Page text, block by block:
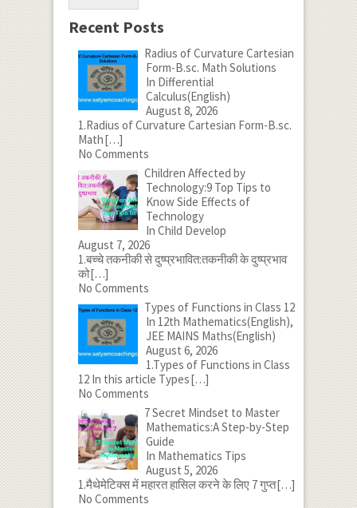
Recent Posts
Radius of Curvature Cartesian
Form-B.sc. Math Solutions
In Differential
Calculus(English)
August 8, 2026
1.Radius of Curvature Cartesian Form-B.sc.
Math[…]
No Comments
Children Affected by
Technology:9 Top Tips to
Know Side Effects of
Technology
In Child Develop
August 7, 2026
1.बच्चे तकनीकी से दुष्प्रभावित:तकनीकी के दुष्प्रभाव
को[…]
No Comments
Types of Functions in Class 12
In 12th Mathematics(English),
JEE MAINS Maths(English)
August 6, 2026
1.Types of Functions in Class
12 In this article Types[…]
No Comments
7 Secret Mindset to Master
Mathematics:A Step-by-Step
Guide
In Mathematics Tips
August 5, 2026
1.मैथेमेटिक्स में महारत हासिल करने के लिए 7 गुप्त[…]
No Comments